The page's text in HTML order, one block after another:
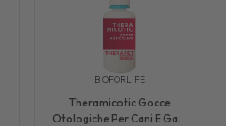
BIOFORLIFE
Theramicotic Gocce
Otologiche Per Cani E Gatti